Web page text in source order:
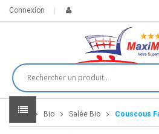
Connexion
Home Bio Salée Bio Couscous